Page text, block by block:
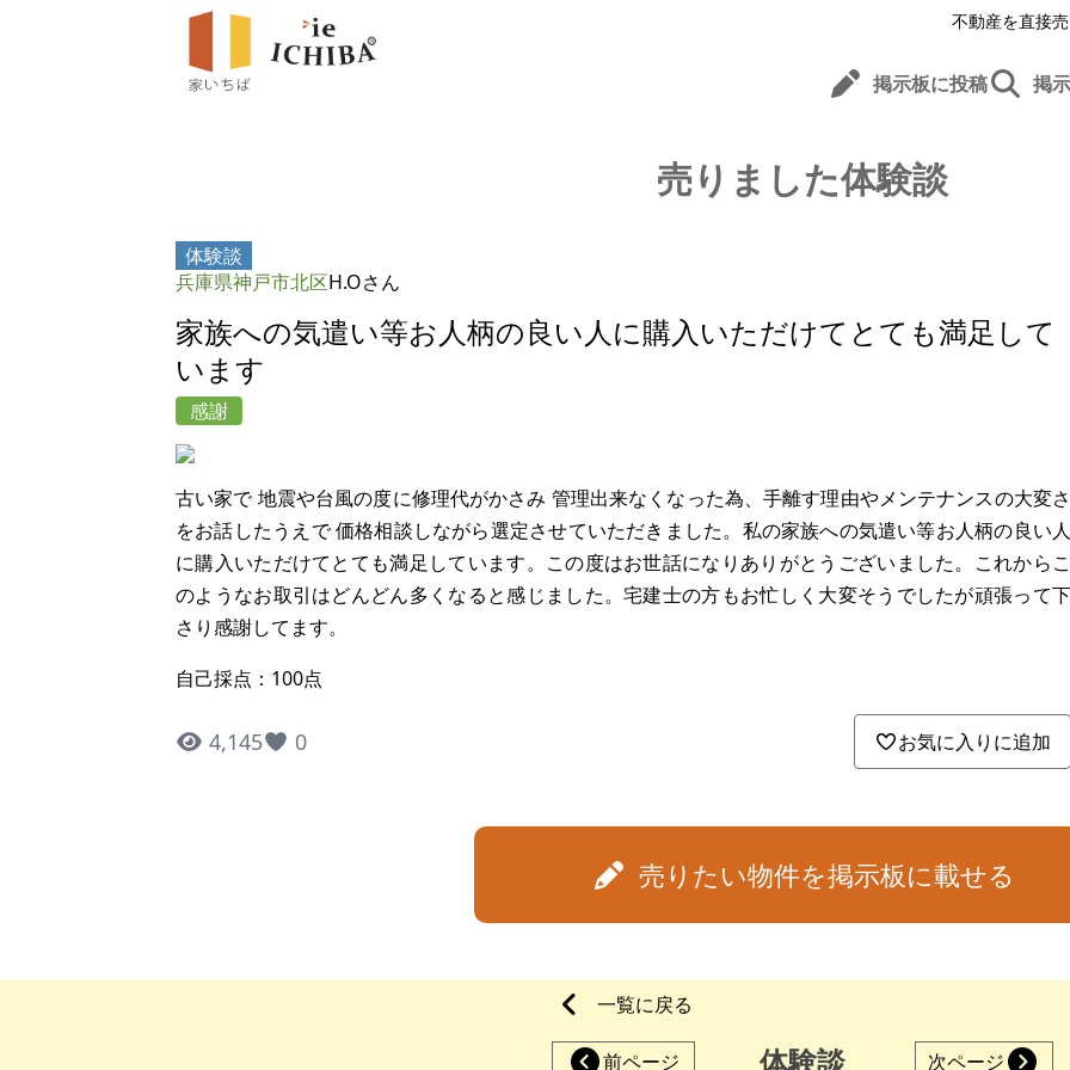
不動産を直接
掲示板に投稿 掲
売りました体験談
体験談
兵庫県神戸市北区H.Oさん
家族への気遣い等お人柄の良い人に購入いただけてとても満足して
います
感謝
古い家で 地震や台風の度に修理代がかさみ 管理出来なくなった為、手離す理由やメンテナンスの大変さ
をお話したうえで 価格相談しながら選定させていただきました。私の家族への気遣い等お人柄の良い人
に購入いただけてとても満足しています。この度はお世話になりありがとうございました。これからこ
のようなお取引はどんどん多くなると感じました。宅建士の方もお忙しく大変そうでしたが頑張って下
さり感謝してます。
自己採点：100点
4,145 0 お気に入りに追加
売りたい物件を掲示板に載せる
一覧に戻る
前ページ 体験談 次ページ